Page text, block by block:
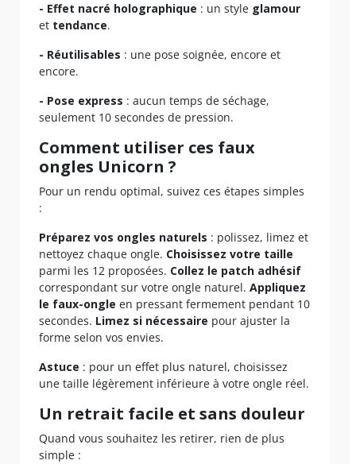
- Effet nacré holographique : un style glamour
et tendance.
- Réutilisables : une pose soignée, encore et
encore.
- Pose express : aucun temps de séchage,
seulement 10 secondes de pression.
Comment utiliser ces faux
ongles Unicorn ?
Pour un rendu optimal, suivez ces étapes simples
:
Préparez vos ongles naturels : polissez, limez et
nettoyez chaque ongle. Choisissez votre taille
parmi les 12 proposées. Collez le patch adhésif
correspondant sur votre ongle naturel. Appliquez
le faux-ongle en pressant fermement pendant 10
secondes. Limez si nécessaire pour ajuster la
forme selon vos envies.
Astuce : pour un effet plus naturel, choisissez
une taille légèrement inférieure à votre ongle réel.
Un retrait facile et sans douleur
Quand vous souhaitez les retirer, rien de plus
simple :